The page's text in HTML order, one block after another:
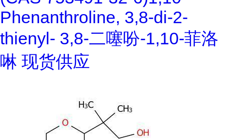
Phenanthroline, 3,8-di-2-
thienyl- 3,8-二噻吩-1,10-菲洛
啉 现货供应